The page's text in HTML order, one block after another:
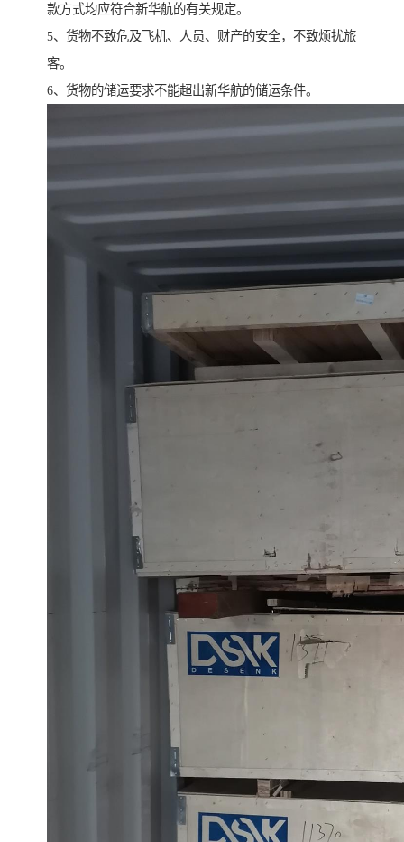
款方式均应符合新华航的有关规定。
5、货物不致危及飞机、人员、财产的安全，不致烦扰旅
客。
6、货物的储运要求不能超出新华航的储运条件。